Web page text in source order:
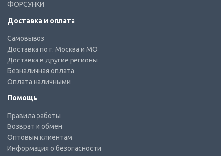
ФОРСУНКИ
Доставка и оплата
Самовывоз
Доставка по г. Москва и МО
Доставка в другие регионы
Безналичная оплата
Оплата наличными
Помощь
Правила работы
Возврат и обмен
Оптовым клиентам
Информация о безопасности